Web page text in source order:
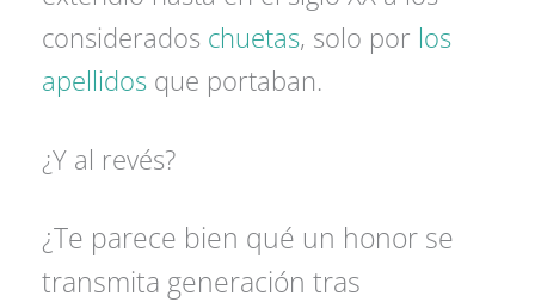
considerados chuetas, solo por los
apellidos que portaban.
¿Y al revés?
¿Te parece bien qué un honor se
transmita generación tras